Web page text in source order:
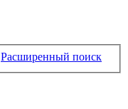
Расширенный поиск